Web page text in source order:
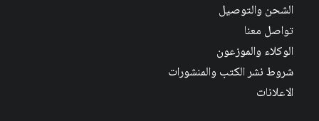
الشحن والتوصيل
تواصل معنا
الوكلاء والموزعون
شروط نشر الكتب والمنشورات
الاعلانات